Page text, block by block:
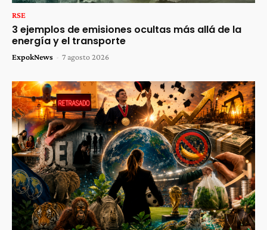
RSE
3 ejemplos de emisiones ocultas más allá de la
energía y el transporte
ExpokNews - 7 agosto 2026